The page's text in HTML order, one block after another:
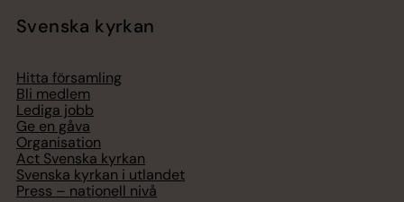
Svenska kyrkan
Hitta församling
Bli medlem
Lediga jobb
Ge en gåva
Organisation
Act Svenska kyrkan
Svenska kyrkan i utlandet
Press – nationell nivå